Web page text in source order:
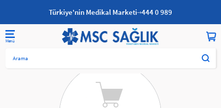
Türkiye'nin Medikal Marketi 444 0 989